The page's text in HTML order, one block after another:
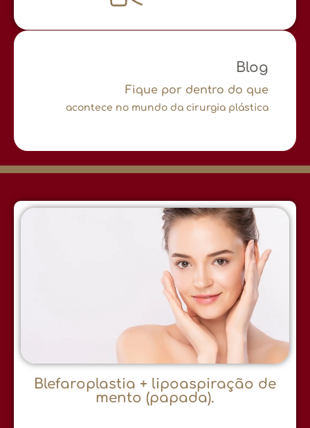
Blog
Fique por dentro do que
acontece no mundo da cirurgia plástica
Blefaroplastia + lipoaspiração de
mento (papada).